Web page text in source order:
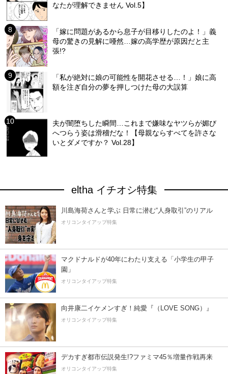
なたが理解できません Vol.5】
「嫁に問題があるから息子が目移りしたのよ！」義
母の驚きの見解に唖然…嫁の高学歴が原因だと主
張!?
「私が絶対に娘の可能性を開花させる…！」娘に高
額を注ぎ自分の夢を押しつけた母の大誤算
夫が闇堕ちした瞬間…これまで嫌味なヤツらが媚び
へつらう姿は滑稽だな！【母親ならすべてを許さな
いとダメですか？ Vol.28】
eltha イチオシ特集
川島海荷さんと学ぶ 日常に潜む“人身取引”のリアル
オリコンタイアップ特集
マクドナルドが40年にわたり支える「小学生の甲子
園」
オリコンタイアップ特集
向井康二イケメンすぎ！純愛『（LOVE SONG）』
オリコンタイアップ特集
デカすぎ都市伝説発生!?ファミマ45％増量作戦再来
オリコンタイアップ特集